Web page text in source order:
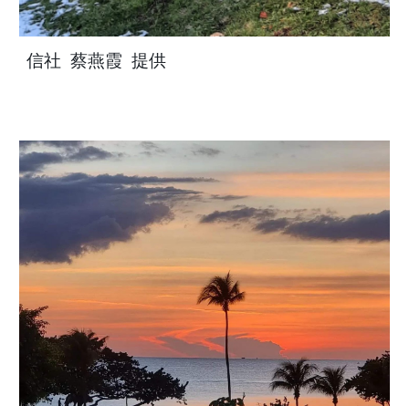
信社 蔡燕霞 提供